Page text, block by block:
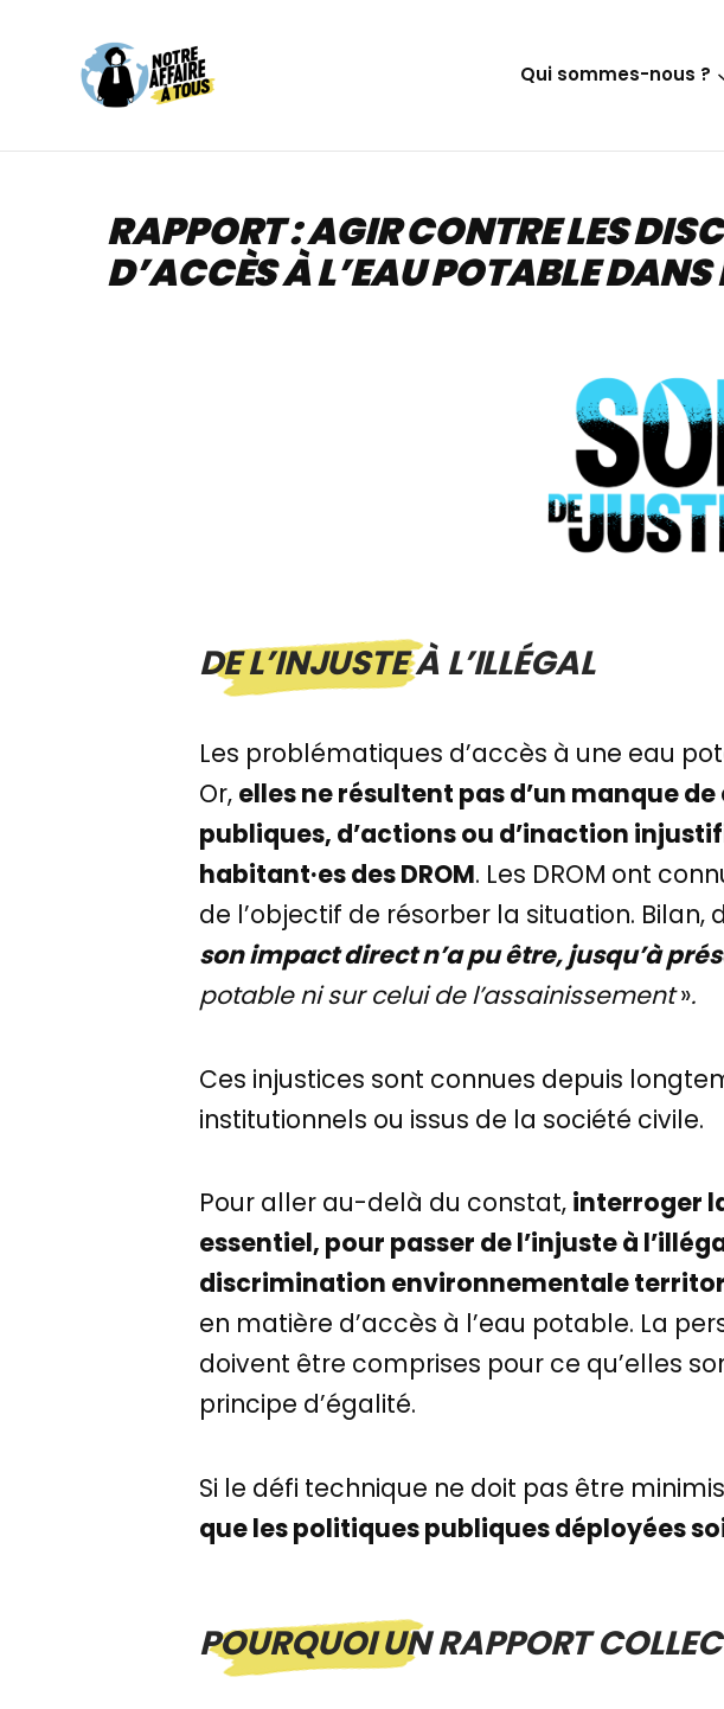
contenu
Qui sommes-nous ?
RAPPORT : AGIR CONTRE LES
D’ACCÈS À L’EAU POTABLE DANS
DE L’INJUSTE À L’ILLÉGAL
Les problématiques d’accès à une eau
Or, elles ne résultent pas d’un manque
publiques, d’actions ou d’inaction
habitant·es des DROM. Les DROM ont
de l’objectif de résorber la situation. Bilan,
son impact direct n’a pu être, jusqu’à
potable ni sur celui de l’assainissement».
Ces injustices sont connues depuis
institutionnels ou issus de la société civile.
Pour aller au-delà du constat, interroger
essentiel, pour passer de l’injuste à
discrimination environnementale
en matière d’accès à l’eau potable. La
doivent être comprises pour ce qu’elles
principe d’égalité.
Si le défi technique ne doit pas être
que les politiques publiques déployées
POURQUOI UN RAPPORT